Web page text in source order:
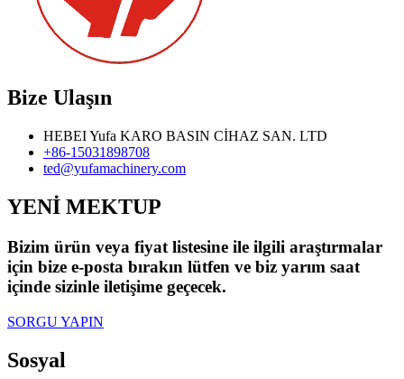
Bize Ulaşın
HEBEI Yufa KARO BASIN CİHAZ SAN. LTD
+86-15031898708
ted@yufamachinery.com
YENİ MEKTUP
Bizim ürün veya fiyat listesine ile ilgili araştırmalar
için bize e-posta bırakın lütfen ve biz yarım saat
içinde sizinle iletişime geçecek.
SORGU YAPIN
Sosyal